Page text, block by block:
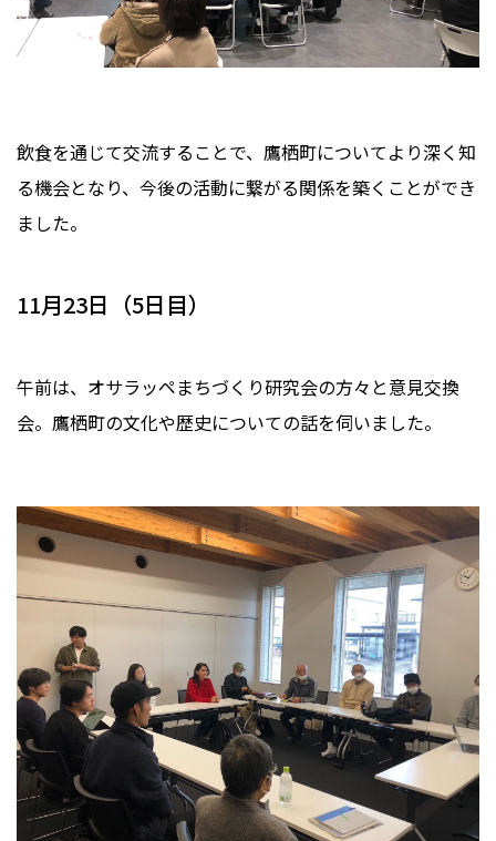
飲食を通じて交流することで、鷹栖町についてより深く知
る機会となり、今後の活動に繋がる関係を築くことができ
ました。
11月23日（5日目）
午前は、オサラッペまちづくり研究会の方々と意見交換
会。鷹栖町の文化や歴史についての話を伺いました。